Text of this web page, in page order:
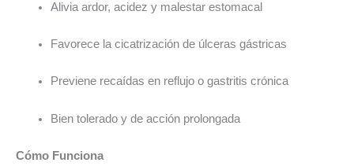
Alivia ardor, acidez y malestar estomacal
Favorece la cicatrización de úlceras gástricas
Previene recaídas en reflujo o gastritis crónica
Bien tolerado y de acción prolongada
Cómo Funciona